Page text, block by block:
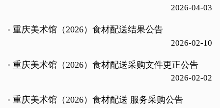
2026-04-03
重庆美术馆（2026）食材配送结果公告
2026-02-10
重庆美术馆（2026）食材配送采购文件更正公告
2026-02-02
重庆美术馆（2026）食材配送 服务采购公告